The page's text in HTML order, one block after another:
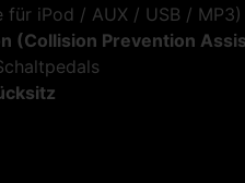
iPod / AUX / USB / MP3)
(Collision Prevention